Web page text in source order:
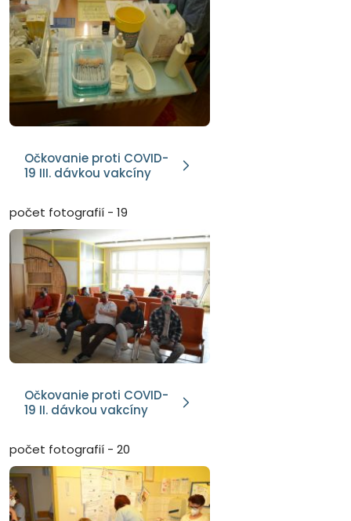
Očkovanie proti COVID-
19 III. dávkou vakcíny
počet fotografií - 19
Očkovanie proti COVID-
19 II. dávkou vakcíny
počet fotografií - 20